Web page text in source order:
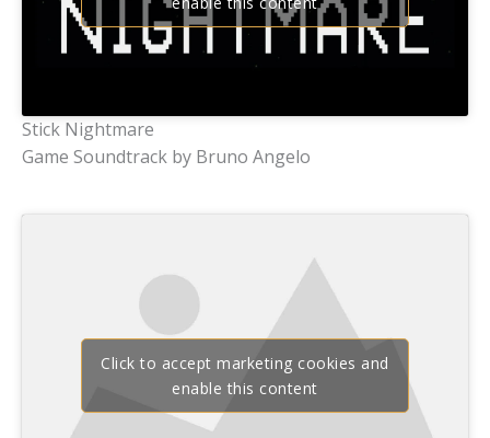
Stick Nightmare
Game Soundtrack by Bruno Angelo
Click to accept marketing cookies and
enable this content